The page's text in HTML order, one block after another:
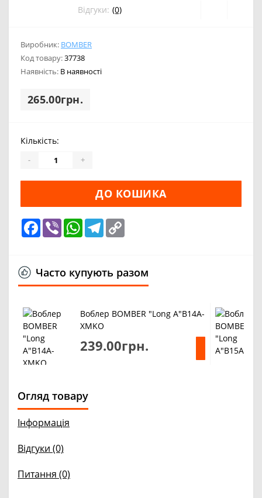
Відгуки: (0)
Виробник: BOMBER
Код товару:37738
Наявність: В наявності
265.00грн.
Кількість:
- +
ДО КОШИКА
Facebook
Viber WhatsApp
Telegram
Часто купують разом
Воблер BOMBER "Long A"B14A-
XMKO
239.00грн.
Огляд товару
Інформація
Відгуки (0)
Питання (0)